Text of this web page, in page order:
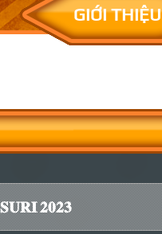
GIỚI THIỆU
𝟐𝟎𝟐𝟑